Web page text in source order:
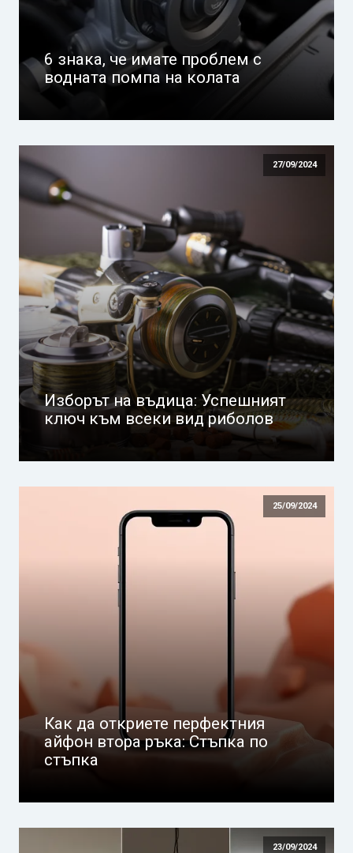
6 знака, че имате проблем с
водната помпа на колата
27/09/2024
Изборът на въдица: Успешният
ключ към всеки вид риболов
25/09/2024
Как да откриете перфектния
айфон втора ръка: Стъпка по
стъпка
23/09/2024